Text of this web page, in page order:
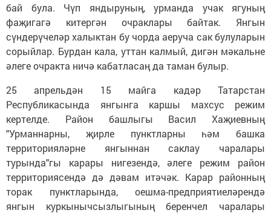
бай була. Чүп яндыруның, урманда учак ягуның
фаҗигагә китергән очраклары байтак. Янгын
сүндерүчеләр халыктан бу чорда аеруча сак булуларын
сорыйлар. Бурдан кала, уттан калмый, дигән мәкальне
әлеге очракта ничә кабатласаң да таман булыр.
25 апрельдән 15 майга кадәр Татарстан
Республикасында янгынга каршы махсус режим
кертелде. Район башлыгы Васил Хаҗиевның
"Урманнарны, җирле пунктларны һәм башка
территорияләрне янгыннан саклау чаралары
турында"гы карары нигезендә, әлеге режим район
территориясендә дә дәвам итәчәк. Карар районның
торак пунктларында, оешма-предприятиеләрендә
янгын куркынычсызлыгының беренчел чаралары